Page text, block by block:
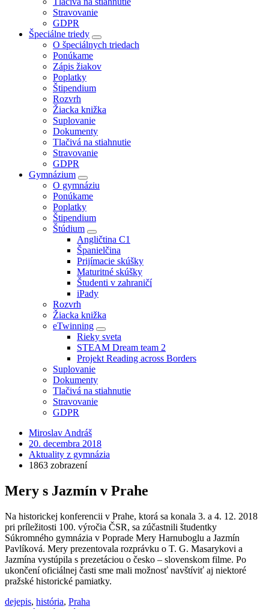
Stravovanie
GDPR
Špeciálne triedy
O špeciálnych triedach
Ponúkame
Zápis žiakov
Poplatky
Štipendium
Rozvrh
Žiacka knižka
Suplovanie
Dokumenty
Tlačivá na stiahnutie
Stravovanie
GDPR
Gymnázium
O gymnáziu
Ponúkame
Poplatky
Štipendium
Štúdium
Angličtina C1
Španielčina
Prijímacie skúšky
Maturitné skúšky
Študenti v zahraničí
iPady
Rozvrh
Žiacka knižka
eTwinning
Rieky sveta
STEAM Dream team 2
Projekt Reading across Borders
Suplovanie
Dokumenty
Tlačivá na stiahnutie
Stravovanie
GDPR
Miroslav Andráš
20. decembra 2018
Aktuality z gymnázia
1863 zobrazení
Mery s Jazmín v Prahe
Na historickej konferencii v Prahe, ktorá sa konala 3. a 4. 12. 2018
pri príležitosti 100. výročia ČSR, sa zúčastnili študentky
Súkromného gymnázia v Poprade Mery Harnuboglu a Jazmín
Pavlíková. Mery prezentovala rozprávku o T. G. Masarykovi a
Jazmína vystúpila s prezetáciou o česko – slovenskom filme. Po
ukončení oficiálnej časti sme mali možnosť navštíviť aj niektoré
pražské historické pamiatky.
dejepis, história, Praha